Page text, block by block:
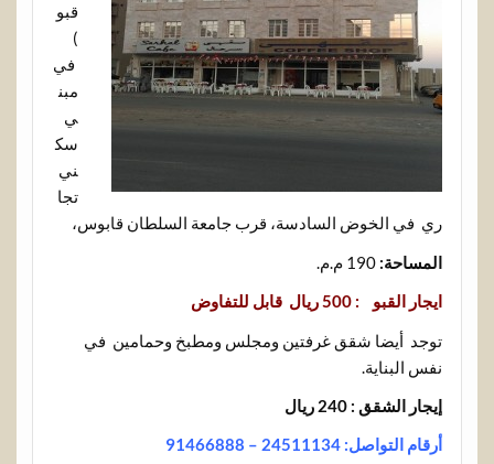
قبو
)
في
مبن
ي
سك
ني
تجا
ري في الخوض السادسة، قرب جامعة السلطان قابوس،
المساحة:
ايجار القبو : 500 ريال قابل للتفاوض
توجد أيضا شقق غرفتين ومجلس ومطبخ وحمامين في
نفس البناية.
إيجار الشقق : 240 ريال
أرقام التواصل: 24511134 – 91466888